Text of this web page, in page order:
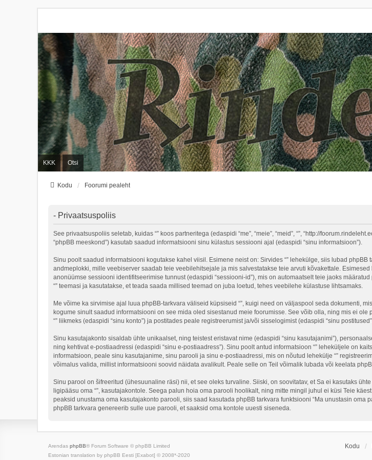
KKK Otsi
Kodu Foorumi pealeht
- Privaatsuspoliis
See privaatsuspoliis seletab, kuidas “” koos partneritega (edaspidi “me”, “meie”, “meid”, “”, “http://
“phpBB meeskond”) kasutab saadud informatsiooni sinu külastus sessiooni ajal (edaspidi “sinu informatsioon”).
Sinu poolt saadud informatsiooni kogutakse kahel viisil. Esimene neist on: Sirvides “” lehekülge, siis lubad
andmeplokki, mille veebiserver saadab teie veebilehitsejale ja mis salvestatakse teie arvuti kõvakettale.
anonüümse sessiooni identifitseerimise tunnust (edaspidi “sessiooni-id”), mis on automaatselt teie jaoks
“” teemasi ja kasutatakse, et teada saada millised teemad on juba loetud, tehes veebilehe külastuse lihtsamaks.
Me võime ka sirvimise ajal luua phpBB-tarkvara väliseid küpsiseid “”, kuigi need on väljaspool seda dokumenti,
kogume sinult saadud informatsiooni on see mida oled sisestanud meie foorumisse. See võib olla, ning mis ei
“” liikmeks (edaspidi “sinu konto”) ja postitades peale registreerumist ja/või sisselogimist (edaspidi “sinu
Sinu kasutajakonto sisaldab ühte unikaalset, ning teistest eristavat nime (edaspidi “sinu kasutajanimi”),
ning kehtivat e-postiaadressi (edaspidi “sinu e-postiaadress”). Sinu poolt antud informatsioon “” leheküljele on
informatsioon, peale sinu kasutajanime, sinu parooli ja sinu e-postiaadressi, mis on nõutud lehekülje “”
võimalus valida, millist informatsiooni soovid näidata avalikult. Peale selle on Teil võimalik lubada või keelata
Sinu parool on šifreeritud (ühesuunaline räsi) nii, et see oleks turvaline. Siiski, on soovitatav, et Sa ei kasutaks
ligipääsu oma “”, kasutajakontole. Seega palun hoia oma parooli hoolikalt, ning mitte mingil juhul ei küsi Teie
peaksid unustama oma kasutajakonto parooli, siis saad kasutada phpBB tarkvara funktsiooni “Ma unustasin
phpBB tarkvara genereerib sulle uue parooli, et saaksid oma kontole uuesti siseneda.
Kodu
Arendas phpBB® Forum Software © phpBB Limited
Estonian translation by phpBB Eesti [Exabot] © 2008*-2020